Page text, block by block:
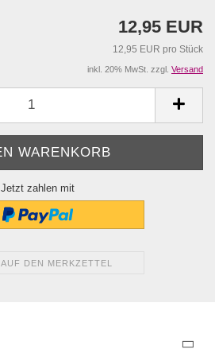
12,95 EUR
12,95 EUR pro Stück
inkl. 20% MwSt. zzgl. Versand
Jetzt zahlen mit
AUF DEN MERKZETTEL